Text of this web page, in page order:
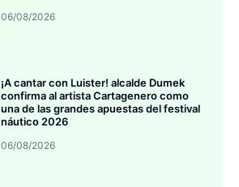
06/08/2026
¡A cantar con Luister! alcalde Dumek
confirma al artista Cartagenero como
una de las grandes apuestas del festival
náutico 2026
06/08/2026